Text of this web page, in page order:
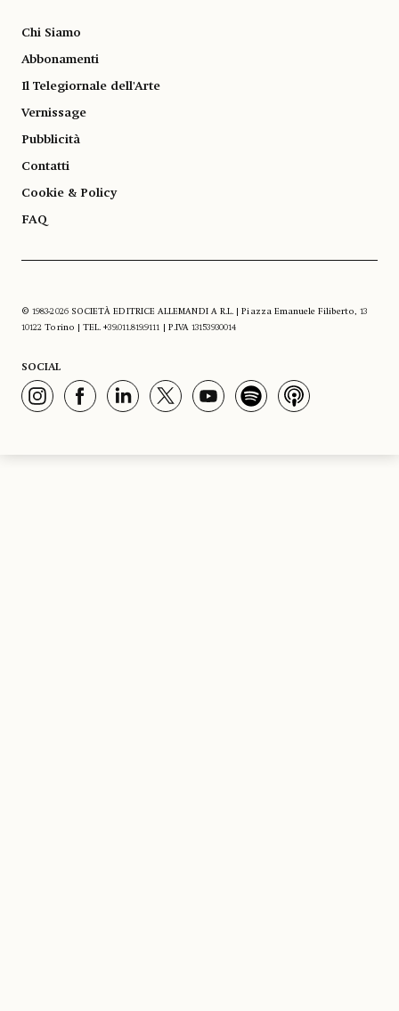
Chi Siamo
Abbonamenti
Il Telegiornale dell'Arte
Vernissage
Pubblicità
Contatti
Cookie & Policy
FAQ
© 1983-2026 SOCIETÀ EDITRICE ALLEMANDI A R.L. | Piazza Emanuele Filiberto, 13
10122 Torino | TEL. +39.011.819.9111 | P.IVA 13153930014
SOCIAL